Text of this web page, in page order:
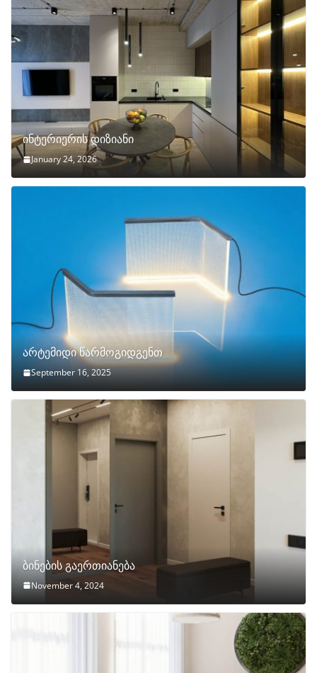
ინტერიერის დიზიანი
January 24, 2026
არტემიდი წარმოგიდგენთ
September 16, 2025
ბინების გაერთიანება
November 4, 2024